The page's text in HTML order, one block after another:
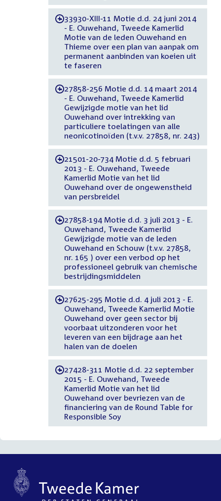
-33930-XIII-11 Motie d.d. 24 juni 2014
- E. Ouwehand, Tweede Kamerlid
Motie van de leden Ouwehand en
Thieme over een plan van aanpak om
permanent aanbinden van koeien uit
te faseren
-27858-256 Motie d.d. 14 maart 2014
- E. Ouwehand, Tweede Kamerlid
Gewijzigde motie van het lid
Ouwehand over intrekking van
particuliere toelatingen van alle
neonicotinoïden (t.v.v. 27858, nr. 243)
-21501-20-734 Motie d.d. 5 februari
2013 - E. Ouwehand, Tweede
Kamerlid Motie van het lid
Ouwehand over de ongewenstheid
van persbreidel
-27858-194 Motie d.d. 3 juli 2013 - E.
Ouwehand, Tweede Kamerlid
Gewijzigde motie van de leden
Ouwehand en Schouw (t.v.v. 27858,
nr. 165 ) over een verbod op het
professioneel gebruik van chemische
bestrijdingsmiddelen
-27625-295 Motie d.d. 4 juli 2013 - E.
Ouwehand, Tweede Kamerlid Motie
Ouwehand over geen sector bij
voorbaat uitzonderen voor het
leveren van een bijdrage aan het
halen van de doelen
-27428-311 Motie d.d. 22 september
2015 - E. Ouwehand, Tweede
Kamerlid Motie van het lid
Ouwehand over bevriezen van de
financiering van de Round Table for
Responsible Soy